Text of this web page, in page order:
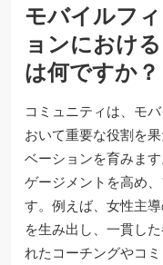
モバイルフ
ョンにおけ
は何ですか？
コミュニティは、モ
おいて重要な役割を
ベーションを育みま
ゲージメントを高め
す。例えば、女性主
を生み出し、一貫し
れたコーチングやコ